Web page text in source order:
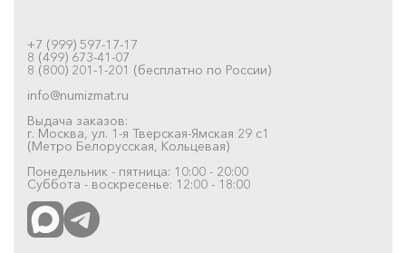
+7 (999) 597-17-17
8 (499) 673-41-07
8 (800) 201-1-201 (бесплатно по России)
info@numizmat.ru
Выдача заказов:
г. Москва, ул. 1-я Тверская-Ямская 29 с1
(Метро Белорусская, Кольцевая)
Понедельник - пятница: 10:00 - 20:00
Суббота - воскресенье: 12:00 - 18:00